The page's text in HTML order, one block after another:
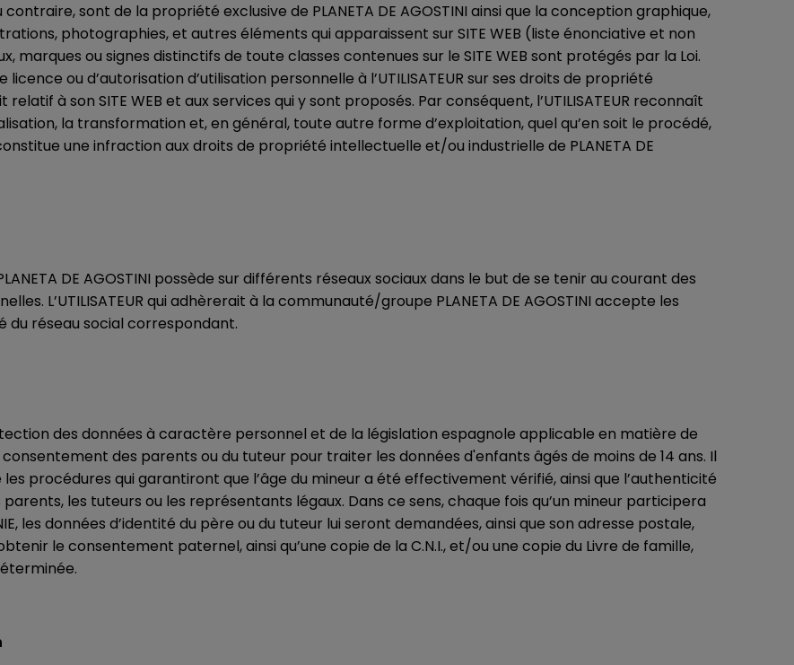
contraire, sont de la propriété exclusive de PLANETA DE AGOSTINI ainsi que la conception graphique,
photographies, et autres éléments qui apparaissent sur SITE WEB (liste énonciative et non
marques ou signes distinctifs de toute classes contenues sur le SITE WEB sont protégés par la Loi.
licence ou d’autorisation d’utilisation personnelle à l’UTILISATEUR sur ses droits de propriété
à son SITE WEB et aux services qui y sont proposés. Par conséquent, l’UTILISATEUR reconnaît
la transformation et, en général, toute autre forme d’exploitation, quel qu’en soit le procédé,
une infraction aux droits de propriété intellectuelle et/ou industrielle de PLANETA DE
DE AGOSTINI possède sur différents réseaux sociaux dans le but de se tenir au courant des
L’UTILISATEUR qui adhèrerait à la communauté/groupe PLANETA DE AGOSTINI accepte les
du réseau social correspondant.
des données à caractère personnel et de la législation espagnole applicable en matière de
consentement des parents ou du tuteur pour traiter les données d'enfants âgés de moins de 14 ans. Il
procédures qui garantiront que l’âge du mineur a été effectivement vérifié, ainsi que l’authenticité
les tuteurs ou les représentants légaux. Dans ce sens, chaque fois qu’un mineur participera
les données d’identité du père ou du tuteur lui seront demandées, ainsi que son adresse postale,
le consentement paternel, ainsi qu’une copie de la C.N.I., et/ou une copie du Livre de famille,